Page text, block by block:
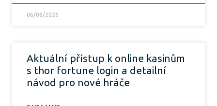
06/08/2026
Aktuální přístup k online kasinům
s thor fortune login a detailní
návod pro nové hráče